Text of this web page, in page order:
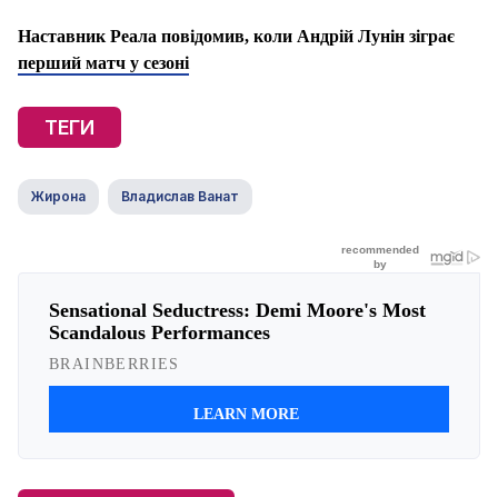
Наставник Реала повідомив, коли Андрій Лунін зіграє
перший матч у сезоні
ТЕГИ
Жирона Владислав Ванат